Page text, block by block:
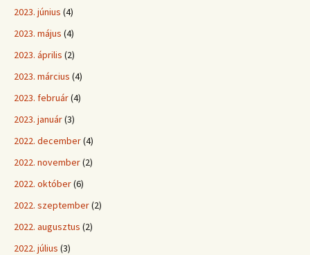
2023. június (4)
2023. május (4)
2023. április (2)
2023. március (4)
2023. február(4)
2023. január(3)
2022. december(4)
2022. november(2)
2022. október(6)
2022. szeptember(2)
2022. augusztus (2)
2022. július (3)